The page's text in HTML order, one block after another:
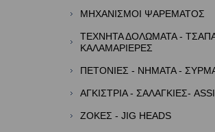
ΜΗΧΑΝΙΣΜΟΙ ΨΑΡΕΜΑΤΟΣ
ΤΕΧΝΗΤΑ ΔΟΛΩΜΑΤΑ -
ΚΑΛΑΜΑΡΙΕΡΕΣ
ΠΕΤΟΝΙΕΣ - ΝΗΜΑΤΑ -
ΑΓΚΙΣΤΡΙΑ - ΣΑΛΑΓΚΙΕΣ-
ΖΟΚΕΣ - JIG HEADS